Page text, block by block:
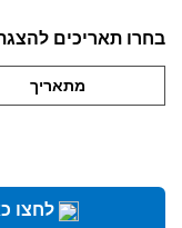
בחרו תאריכים להצגת
לחצו